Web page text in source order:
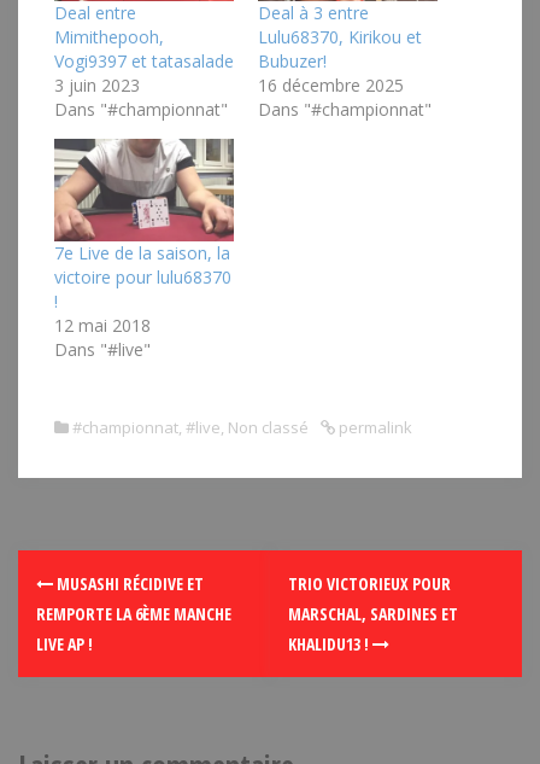
Deal entre
Mimithepooh,
Vogi9397 et tatasalade
3 juin 2023
Dans "#championnat"
Deal à 3 entre
Lulu68370, Kirikou et
Bubuzer!
16 décembre 2025
Dans "#championnat"
7e Live de la saison, la
victoire pour lulu68370
!
12 mai 2018
Dans "#live"
#championnat, #live, Non classé permalink
MUSASHI RÉCIDIVE ET
REMPORTE LA 6ÈME MANCHE
LIVE AP !
TRIO VICTORIEUX POUR
MARSCHAL, SARDINES ET
KHALIDU13 !